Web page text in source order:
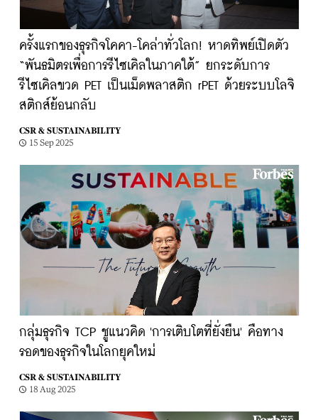
ครั้งแรกของธุรกิจโคคา-โคล่าทั่วโลก! หาดทิพย์เปิดตัว
“พันธมิตรเพื่อการรีไซเคิลในภาคใต้” ยกระดับการ
รีไซเคิลขวด PET เป็นเม็ดพลาสติก rPET ด้วยระบบโลจิ
สติกส์ย้อนกลับ
CSR & SUSTAINABILITY
15 Sep 2025
กลุ่มธุรกิจ TCP ชูแนวคิด 'การเติบโตที่ยั่งยืน' คือทาง
รอดของธุรกิจในโลกยุคใหม่
CSR & SUSTAINABILITY
18 Aug 2025